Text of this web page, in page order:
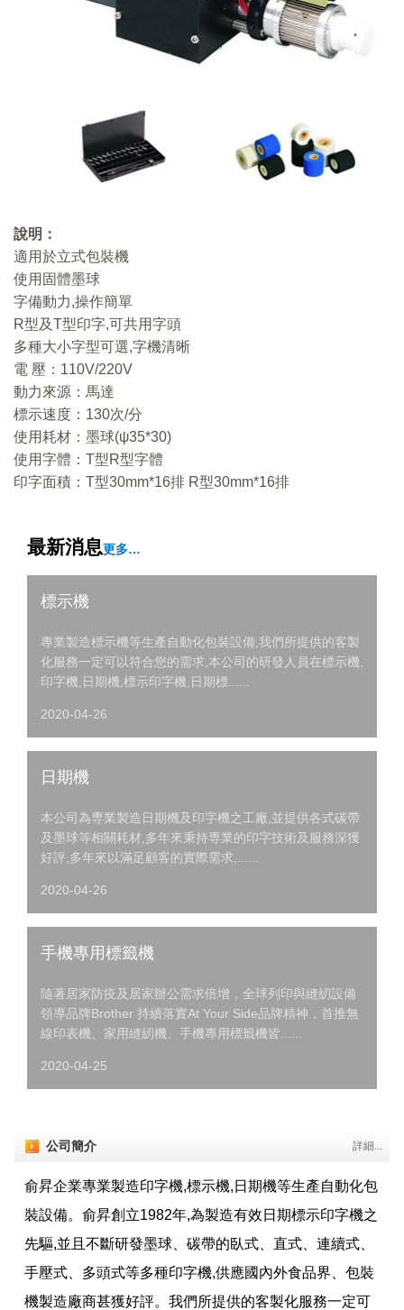
說明：
適用於立式包裝機
使用固體墨球
字備動力,操作簡單
R型及T型印字,可共用字頭
多種大小字型可選,字機清晰
電 壓： 110V/220V
動力來源：馬達
標示速度： 130次/分
使用耗材：墨球(ψ35*30)
使用字體： T型R型字體
印字面積： T型30mm*16排 R型30mm*16排
最新消息更多…
標示機
專業製造標示機等生產自動化包裝設備,我們所提供的客製
化服務一定可以符合您的需求,本公司的研發人員在標示機,
印字機,日期機,標示印字機,日期標......
2020-04-26
日期機
本公司為専業製造日期機及印字機之工廠,並提供各式碳帶
及墨球等相關耗材,多年來秉持専業的印字技術及服務深獲
好評,多年來以滿足顧客的實際需求,......
2020-04-26
手機專用標籤機
隨著居家防疫及居家辦公需求倍增，全球列印與縫紉設備
領導品牌Brother 持續落實At Your Side品牌精神，首推無
線印表機、家用縫紉機、手機專用標籤機皆......
2020-04-25
公司簡介 詳細...
俞昇企業專業製造印字機,標示機,日期機等生產自動化包
裝設備。俞昇創立1982年,為製造有效日期標示印字機之
先驅,並且不斷研發墨球、碳帶的臥式、直式、連續式、
手壓式、多頭式等多種印字機,供應國內外食品界、包裝
機製造廠商甚獲好評。我們所提供的客製化服務一定可